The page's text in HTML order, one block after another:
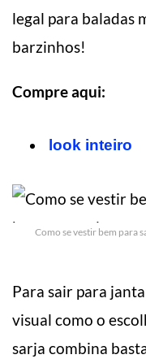
legal para baladas
barzinhos!
Compre aqui:
look inteiro
Como se vestir bem para
Para sair para
visual como o
sarja combina